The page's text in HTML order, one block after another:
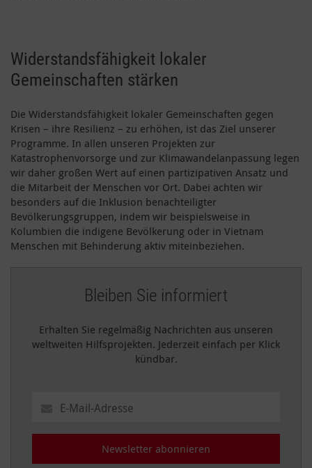
Widerstandsfähigkeit lokaler
Gemeinschaften stärken
Die Widerstandsfähigkeit lokaler Gemeinschaften gegen
Krisen – ihre Resilienz – zu erhöhen, ist das Ziel unserer
Programme. In allen unseren Projekten zur
Katastrophenvorsorge und zur Klimawandelanpassung legen
wir daher großen Wert auf einen partizipativen Ansatz und
die Mitarbeit der Menschen vor Ort. Dabei achten wir
besonders auf die Inklusion benachteiligter
Bevölkerungsgruppen, indem wir beispielsweise in
Kolumbien die indigene Bevölkerung oder in Vietnam
Menschen mit Behinderung aktiv miteinbeziehen.
Bleiben Sie informiert
Erhalten Sie regelmäßig Nachrichten aus unseren
weltweiten Hilfsprojekten. Jederzeit einfach per Klick
kündbar.
Newsletter abonnieren